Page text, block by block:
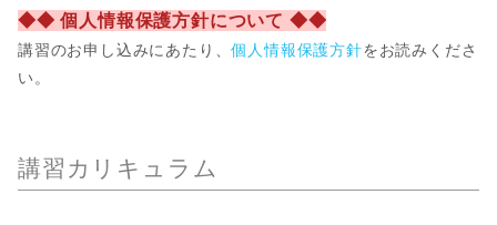
◆◆ 個人情報保護方針について ◆◆
講習のお申し込みにあたり、個人情報保護方針をお読みくださ
い。
講習カリキュラム